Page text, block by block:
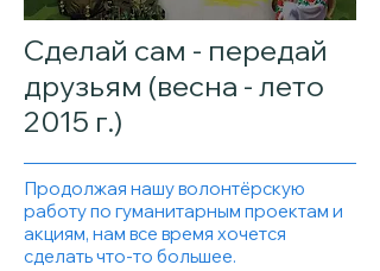
Сделай сам - передай
друзьям (весна - лето
2015 г.)
Продолжая нашу волонтёрскую
работу по гуманитарным проектам и
акциям, нам все время хочется
сделать что-то большее.